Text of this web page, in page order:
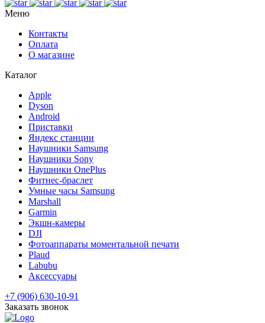
Меню
Контакты
Оплата
О магазине
Каталог
Apple
Dyson
Android
Приставки
Яндекс станции
Наушники Samsung
Наушники Sony
Наушники OnePlus
Фитнес-браслет
Умные часы Samsung
Marshall
Garmin
Экшн-камеры
DJI
Фотоаппараты моментальной печати
Plaud
Labubu
Аксессуары
+7 (906) 630-10-91
Заказать звонок